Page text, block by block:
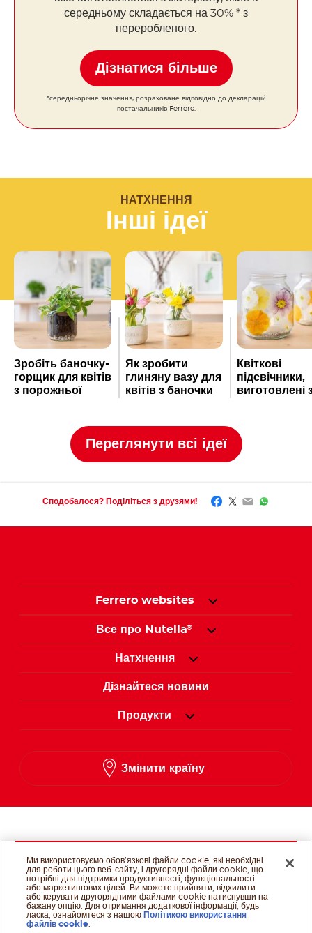
середньому складається на 30% * з
переробленого.
Дізнатися більше
*середньорічне значення, розраховане відповідно до декларацій
постачальників Ferrero.
НАТХНЕННЯ
Інші ідеї
Зробіть баночку-
горщик для квітів
з порожньої
Як зробити
глиняну вазу для
квітів з баночки
Квіткові
підсвічники,
виготовлені
Переглянути всі ідеї
Сподобалося? Поділіться з друзями! Facebook
Twitter
Email
Ferrero websites
Все про Nutella®
Натхнення
Дізнайтеся новини
Продукти
Змінити країну
Слідкуйте за нами в
Слідкуйте за нами в
Слідкуйте за
Слідкуйте
@Ferrero 2025 All rights reserved. Cookie Policy Terms of Use
Technical
Ми використовуємо обов’язкові файли cookie, які необхідні
для роботи цього веб-сайту, і другорядні файли cookie, що
потрібні для підтримки продуктивності, функціональності
або маркетингових цілей. Ви можете прийняти, відхилити
або керувати другорядними файлами cookie натиснувши на
бажану опцію. Для отримання додаткової інформації, будь
ласка, ознайомтеся з нашою Політикою використання
файлів cookie